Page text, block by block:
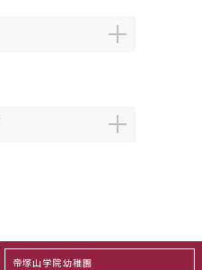
帝塚山学院幼稚園